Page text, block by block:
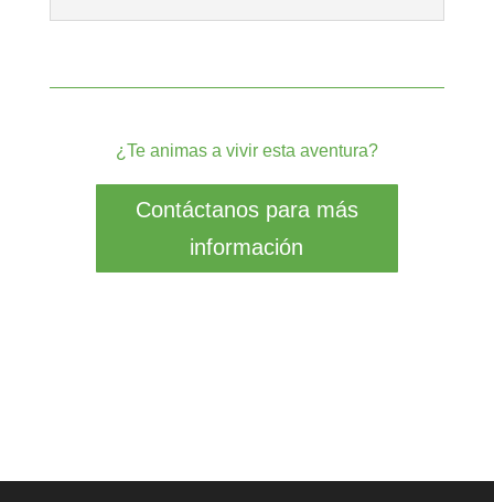
¿Te animas a vivir esta aventura?
Contáctanos para más
información